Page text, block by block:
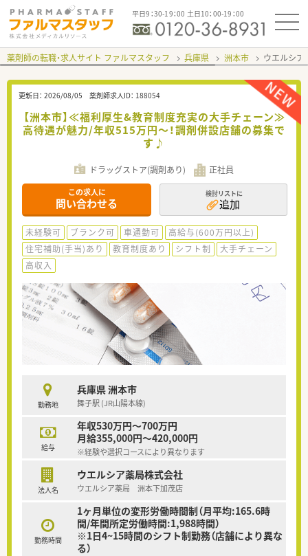
平日9：30-19：00 土日10：00-19：00
薬剤師の転職・求人サイト ファルマスタッフ 兵庫県 洲本市 ウエルシ
更新日： 2026/08/05 薬剤師求人ID： 188054
【洲本市】≪福利厚生&教育制度充実の大手チェーン≫
高待遇が魅力/年収515万円～！調剤併設店舗の募集で
す♪
ドラッグストア(調剤あり) 正社員
この求人に
問い合わせる
検討リストに
追加
未経験可 ブランク可 車通勤可
高給与(600万円以上)
住宅補助(手当)あり
教育制度あり シフト制
大手チェーン
高収入
勤務地
兵庫県 洲本市
舞子駅 (JR山陽本線)
給与
年収530万円～700万円
月給355,000円～420,000円
※経験や選択コースにより異なります
法人名
ウエルシア薬局株式会社
ウエルシア薬局 洲本下加茂店
勤務時間
1ヶ月単位の変形労働時間制（月平均:165.6時
間/年間所定労働時間:1,988時間）
※1日4~15時間のシフト制勤務（店舗により異な
る）